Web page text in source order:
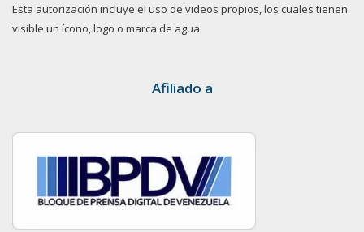
Esta autorización incluye el uso de videos propios, los cuales tienen
visible un ícono, logo o marca de agua.
Afiliado a